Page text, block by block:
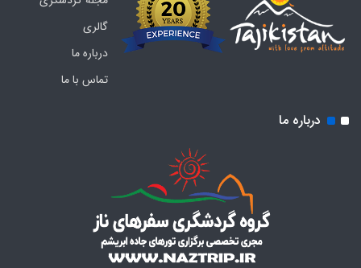
گالری
درباره ما
تماس با ما
درباره ما